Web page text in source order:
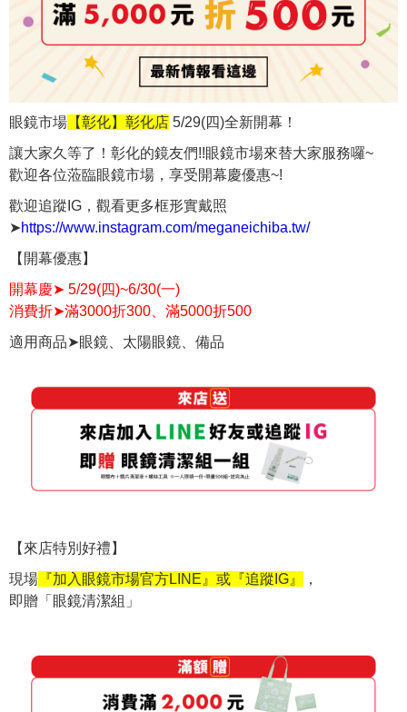
眼鏡市場 【彰化】彰化店 5/29(四)全新開幕！
讓大家久等了！彰化的鏡友們!!眼鏡市場來替大家服務囉~
歡迎各位蒞臨眼鏡市場，享受開幕慶優惠~!
歡迎追蹤IG，觀看更多框形實戴照
➤https://www.instagram.com/meganeichiba.tw/
【開幕優惠】
開幕慶➤ 5/29(四)~6/30(一)
消費折➤滿3000折300、滿5000折500
適用商品➤眼鏡、太陽眼鏡、備品
【來店特別好禮】
現場 『加入眼鏡市場官方LINE』或『追蹤IG』
，
即贈「眼鏡清潔組」